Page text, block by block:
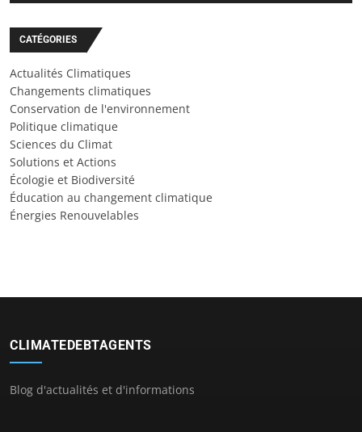
CATÉGORIES
Actualités Climatiques
Changements climatiques
Conservation de l'environnement
Politique climatique
Sciences du Climat
Solutions et Actions
Écologie et Biodiversité
Éducation au changement climatique
Énergies Renouvelables
CLIMATEDEBTAGENTS
Blog d'actualités et d'informations